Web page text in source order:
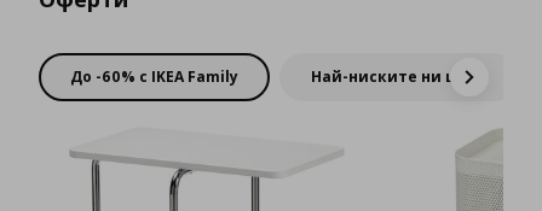
До -60% с IKEA Family Най-ниските ни цени